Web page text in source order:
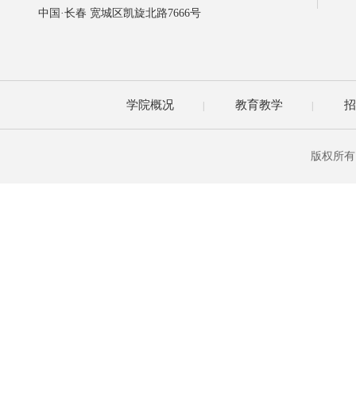
中国·长春 宽城区凯旋北路7666号
学院概况 教育教学
版权所